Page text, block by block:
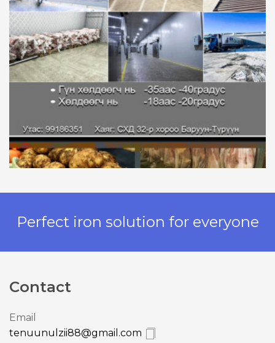
Perfect iron solution for everyone
Contact
Email
tenuunulzii88@gmail.com